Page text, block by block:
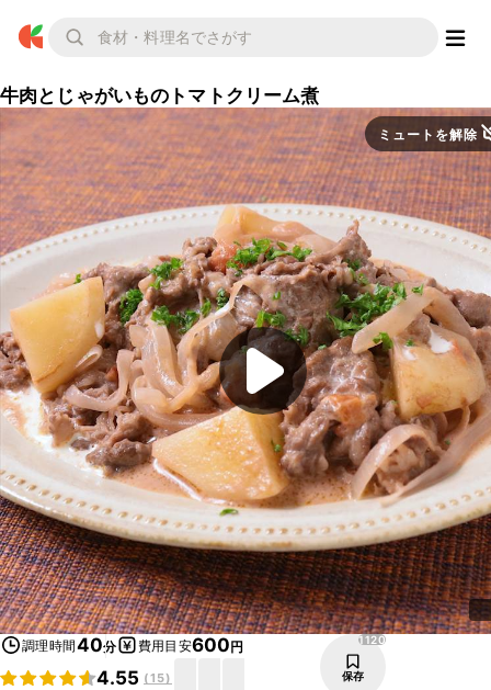
牛肉とじゃがいものトマトクリーム煮
ミュートを解除
調理時間40分 費用目安600円
4.55 (15)
1120
保存